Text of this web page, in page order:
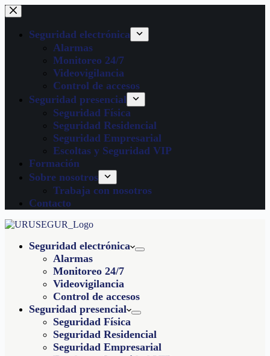
Seguridad electrónica
Alarmas
Monitoreo 24/7
Videovigilancia
Control de accesos
Seguridad presencial
Seguridad Física
Seguridad Residencial
Seguridad Empresarial
Escoltas y Seguridad VIP
Formación
Sobre nosotros
Trabaja con nosotros
Contacto
Seguridad electrónica
Alarmas
Monitoreo 24/7
Videovigilancia
Control de accesos
Seguridad presencial
Seguridad Física
Seguridad Residencial
Seguridad Empresarial